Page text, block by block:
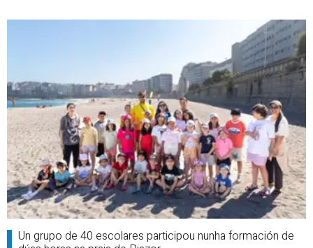
Un grupo de 40 escolares participou nunha formación de